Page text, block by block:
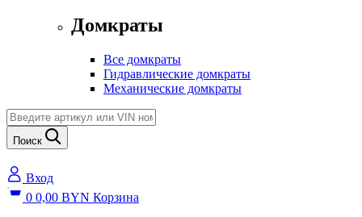
Домкраты
Все домкраты
Гидравлические домкраты
Механические домкраты
Поиск
Вход
0 0,00 BYN Корзина